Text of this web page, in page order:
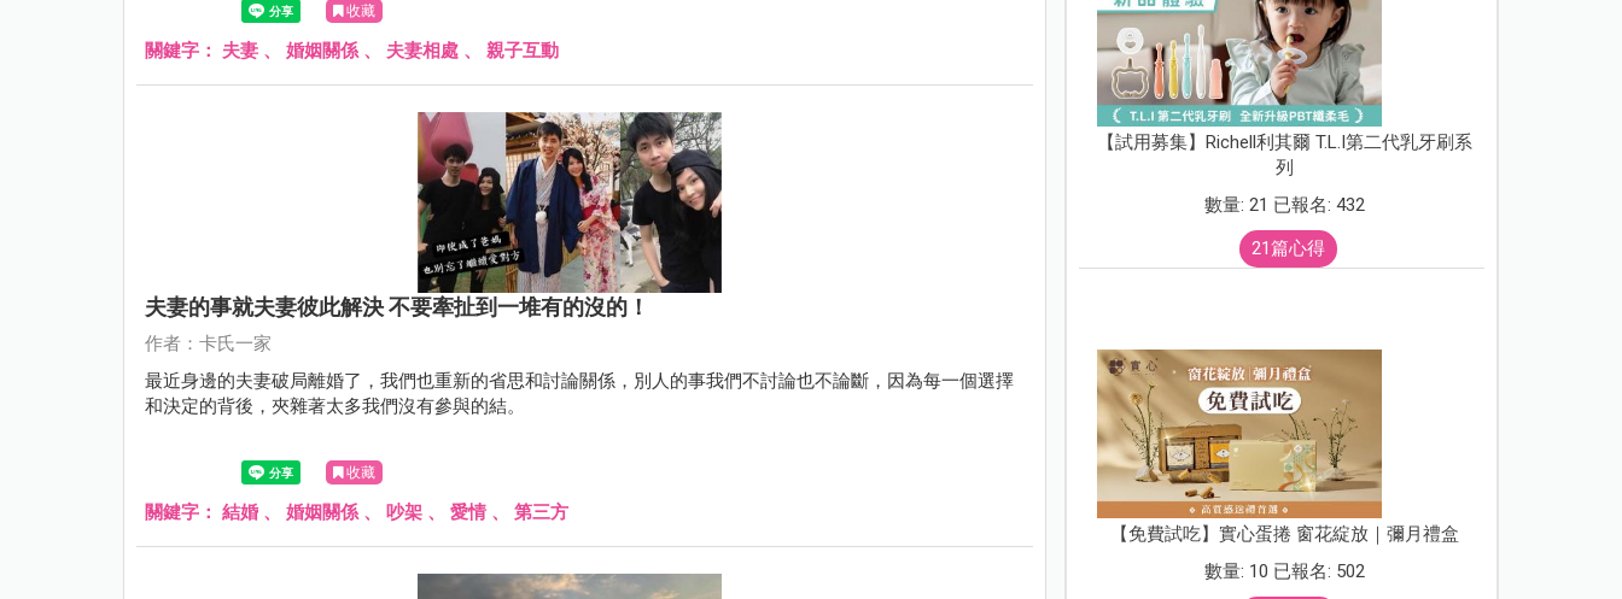
收藏
關鍵字： 夫妻 、 婚姻關係 、 夫妻相處 、 親子互動
夫妻的事就夫妻彼此解決 不要牽扯到一堆有的沒的！
作者：卡氏一家
最近身邊的夫妻破局離婚了，我們也重新的省思和討論關係，別人的事我們不討論也不論斷，因為每一個選擇
和決定的背後，夾雜著太多我們沒有參與的結。
收藏
關鍵字： 結婚 、 婚姻關係 、 吵架 、 愛情 、 第三方
【試用募集】Richell利其爾 T.L.I第二代乳牙刷系
列
數量: 21 已報名: 432
21篇心得
【免費試吃】實心蛋捲 窗花綻放｜彌月禮盒
數量: 10 已報名: 502